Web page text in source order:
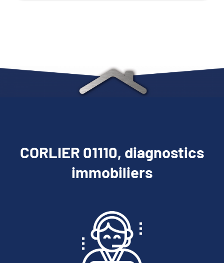
CORLIER 01110, diagnostics
immobiliers